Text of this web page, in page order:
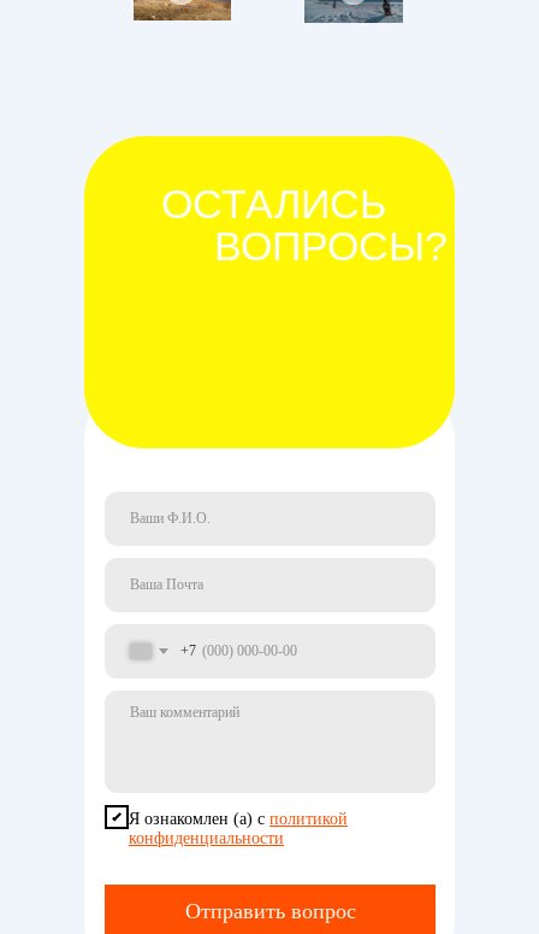
+7
Я ознакомлен (а) с политикой
конфиденциальности
Отправить вопрос
ВОПРОСЫ?
ОСТАЛИСЬ